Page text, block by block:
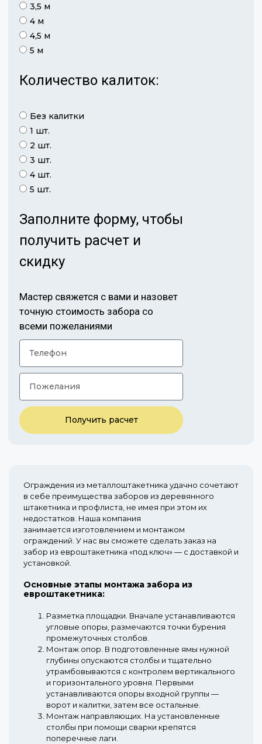
3,5 м
4 м
4,5 м
5 м
Количество калиток:
Без калитки
1 шт.
2 шт.
3 шт.
4 шт.
5 шт.
Заполните форму, чтобы
получить расчет и
скидку
Мастер свяжется с вами и назовет
точную стоимость забора со
всеми пожеланиями
Получить расчет
Ограждения из металлоштакетника удачно сочетают
в себе преимущества заборов из деревянного
штакетника и профлиста, не имея при этом их
недостатков. Наша компания
занимается изготовлением и монтажом
ограждений. У нас вы сможете сделать заказ на
забор из евроштакетника «под ключ» — с доставкой и
установкой.
Основные этапы монтажа забора из
евроштакетника:
Разметка площадки. Вначале устанавливаются
угловые опоры, размечаются точки бурения
промежуточных столбов.
Монтаж опор. В подготовленные ямы нужной
глубины опускаются столбы и тщательно
утрамбовываются с контролем вертикального
и горизонтального уровня. Первыми
устанавливаются опоры входной группы —
ворот и калитки, затем все остальные.
Монтаж направляющих. На установленные
столбы при помощи сварки крепятся
поперечные лаги.